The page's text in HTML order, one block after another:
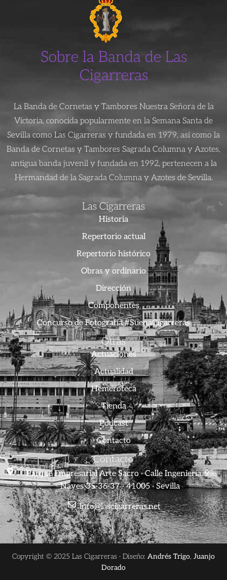
Sobre la Banda de Las
Cigarreras
La Banda de Cornetas y Tambores Nuestra Señora de la
Victoria, conocida popularmente en la Semana Santa de
Sevilla como Las Cigarreras y fundada en 1979, así como la
Banda de Cornetas y Tambores Sagrada Columna y Azotes,
antigua banda juvenil y fundada en 1992, pertenecen a la
Hermandad de la Sagrada Columna y Azotes de Sevilla.
Las Cigarreras
Historia
Repertorio actual
Repertorio histórico
Obras y ordinario
Dirección
Componentes
Concurso de Fotografía #SuenaCigarreras
Otras
Actuaciones
Actualidad
Hemeroteca
Tienda
Podcast
Contacto
Contacto
Parque Empresarial Arte Sacro · Calle Ingeniería, 9 ·
Naves 35-36-37 · 41005 · Sevilla
info@lascigarreras.net
Copyright © 2025 Las Cigarreras · Diseño: Andrés Trigo, Juanjo
Dorado